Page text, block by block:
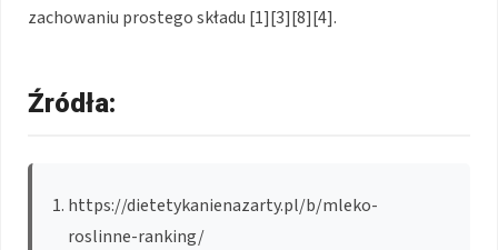
zachowaniu prostego składu [1][3][8][4].
Źródła:
https://dietetykanienazarty.pl/b/mleko-
roslinne-ranking/